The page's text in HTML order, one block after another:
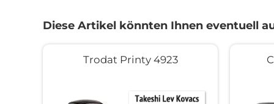
Diese Artikel könnten Ihnen eventuell
Trodat Printy 4923